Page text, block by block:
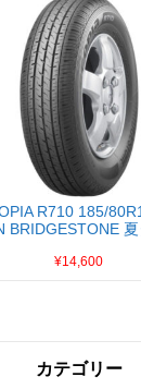
R710 185/
BRIDGESTONE 夏
¥14,600
カテゴリー